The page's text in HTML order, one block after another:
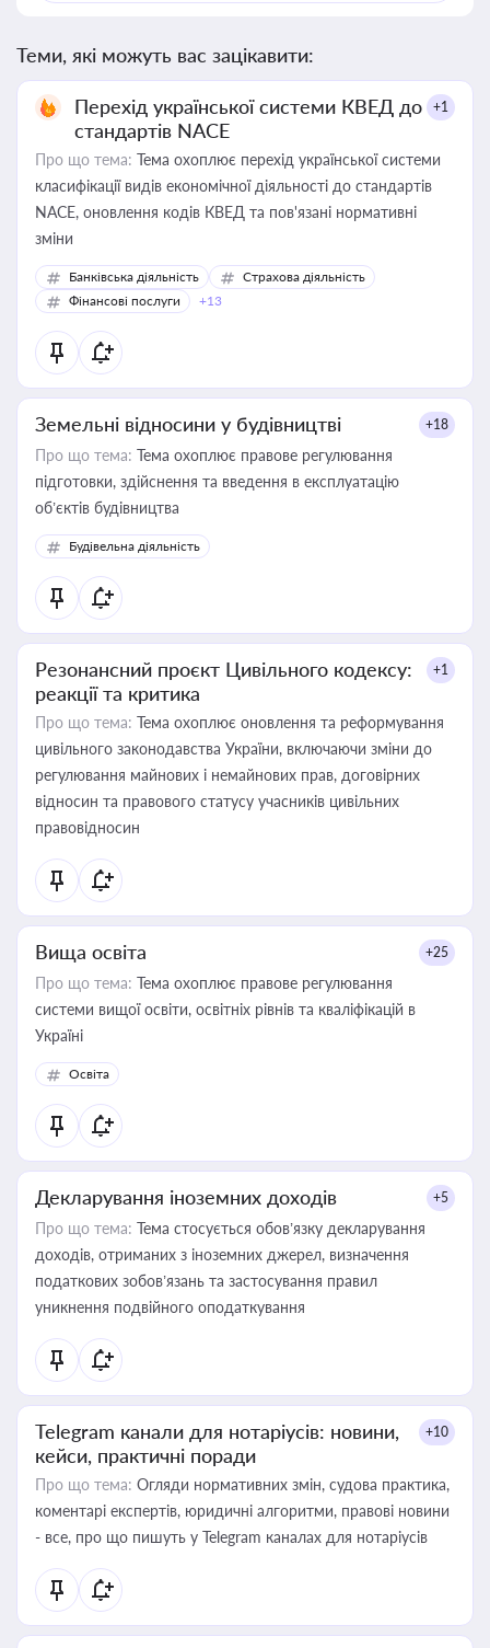
Теми, які можуть вас зацікавити:
Перехід української системи КВЕД до
стандартів NACE
+1
Про що тема: Тема охоплює перехід української системи
класифікації видів економічної діяльності до стандартів
NACE, оновлення кодів КВЕД та пов'язані нормативні
зміни
Банківська діяльність
Страхова діяльність
Фінансові послуги
+13
Земельні відносини у будівництві +18
Про що тема: Тема охоплює правове регулювання
підготовки, здійснення та введення в експлуатацію
об’єктів будівництва
Будівельна діяльність
Резонансний проєкт Цивільного кодексу:
реакції та критика
+1
Про що тема: Тема охоплює оновлення та реформування
цивільного законодавства України, включаючи зміни до
регулювання майнових і немайнових прав, договірних
відносин та правового статусу учасників цивільних
правовідносин
Вища освіта +25
Про що тема: Тема охоплює правове регулювання
системи вищої освіти, освітніх рівнів та кваліфікацій в
Україні
Освіта
Декларування іноземних доходів +5
Про що тема: Тема стосується обов’язку декларування
доходів, отриманих з іноземних джерел, визначення
податкових зобов’язань та застосування правил
уникнення подвійного оподаткування
Telegram канали для нотаріусів: новини,
кейси, практичні поради
+10
Про що тема: Огляди нормативних змін, судова практика,
коментарі експертів, юридичні алгоритми, правові новини
- все, про що пишуть у Telegram каналах для нотаріусів